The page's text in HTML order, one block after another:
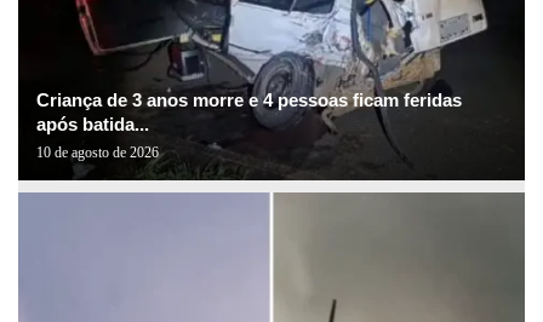
Criança de 3 anos morre e 4 pessoas ficam feridas
após batida...
10 de agosto de 2026